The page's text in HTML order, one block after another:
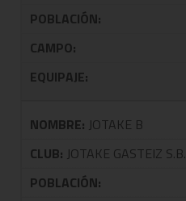
POBLACIÓN:
CAMPO:
EQUIPAJE:
NOMBRE: JOTAKE B
CLUB: JOTAKE GASTEIZ S.B.
POBLACIÓN: